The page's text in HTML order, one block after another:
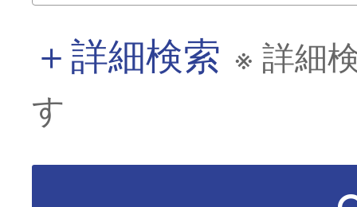
＋詳細検索 ※ 詳細
す